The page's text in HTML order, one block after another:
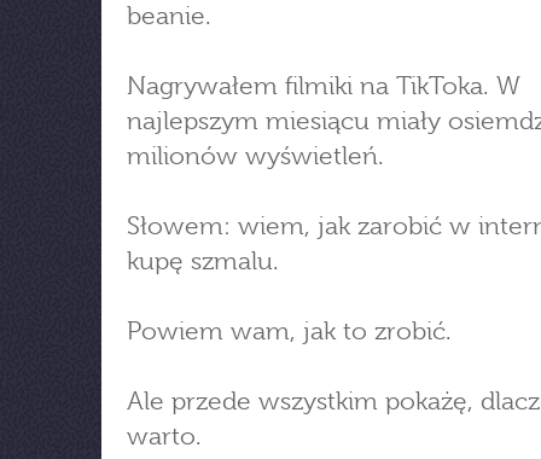
beanie.
Nagrywałem filmiki na TikToka. W
najlepszym miesiącu miały
milionów wyświetleń.
Słowem: wiem, jak zarobić w
kupę szmalu.
Powiem wam, jak to zrobić.
Ale przede wszystkim pokażę,
warto.